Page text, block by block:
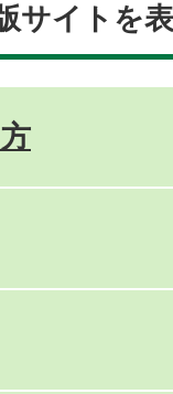
サイトを